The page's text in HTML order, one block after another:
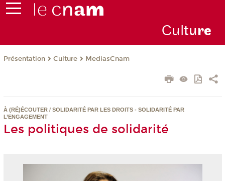
Culture
Présentation Culture MediasCnam
À (RÉ)ÉCOUTER / SOLIDARITÉ PAR LES DROITS - SOLIDARITÉ PAR
L’ENGAGEMENT
Les politiques de solidarité